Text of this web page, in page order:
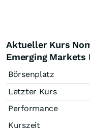
Aktueller Kurs
Emerging Markets
Börsenplatz
Letzter Kurs
Performance
Kurszeit